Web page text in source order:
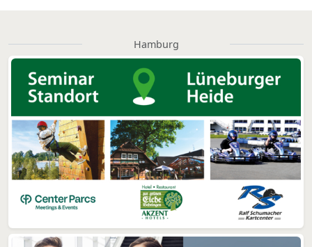
Hamburg